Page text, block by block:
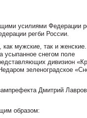
усилиями Федерации
регби России.
мужские, так и
усыпанное снегом поле
дивизион
зеленоградское
Дмитрий Лавров,
образом: